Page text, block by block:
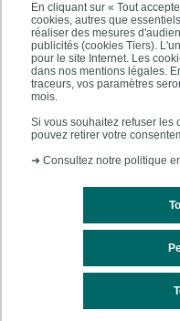
En cliquant sur « Tout
cookies, autres que
réaliser des mesures
publicités (cookies Tiers).
pour le site Internet. Les
dans nos mentions légales.
traceurs, vos paramètres
mois.
Si vous souhaitez refuser les
pouvez retirer votre
➜ Consultez notre politique
Mentions légales